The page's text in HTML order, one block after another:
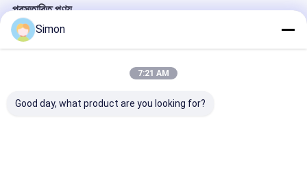
প্রস্তাবিত পণ্য
Simon
7:21 AM
Good day, what product are you looking for?